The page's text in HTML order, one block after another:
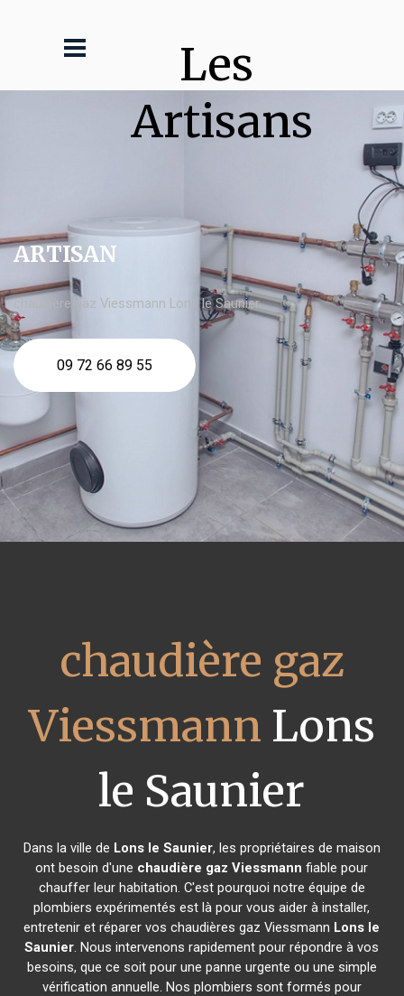
Les
Artisans
ARTISAN
chaudière gaz Viessmann Lons le Saunier
09 72 66 89 55
chaudière gaz
Viessmann Lons
le Saunier
Dans la ville de Lons le Saunier, les propriétaires de maison
ont besoin d'une chaudière gaz Viessmann fiable pour
chauffer leur habitation. C'est pourquoi notre équipe de
plombiers expérimentés est là pour vous aider à installer,
entretenir et réparer vos chaudières gaz Viessmann Lons le
Saunier. Nous intervenons rapidement pour répondre à vos
besoins, que ce soit pour une panne urgente ou une simple
vérification annuelle. Nos plombiers sont formés pour